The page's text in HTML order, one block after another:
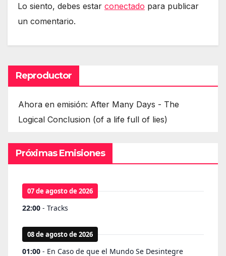
Lo siento, debes estar conectado para publicar
un comentario.
Reproductor
Ahora en emisión: After Many Days - The
Logical Conclusion (of a life full of lies)
Próximas Emisiones